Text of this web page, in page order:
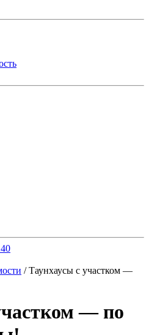
/ Таунхаусы с участком —
— по